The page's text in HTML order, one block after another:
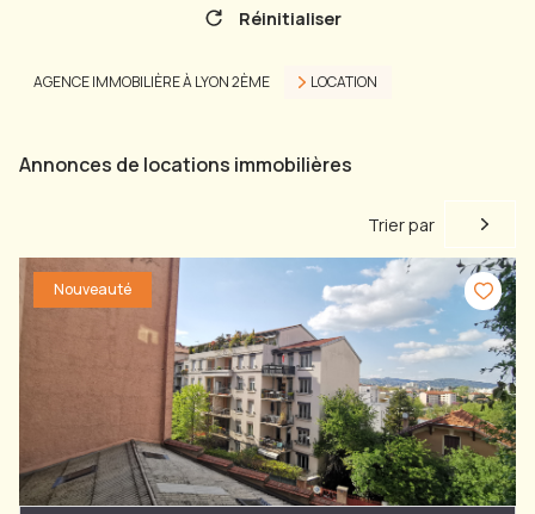
Réinitialiser
AGENCE IMMOBILIÈRE À LYON 2ÈME LOCATION
Annonces de locations immobilières
Trier par
Nouveauté